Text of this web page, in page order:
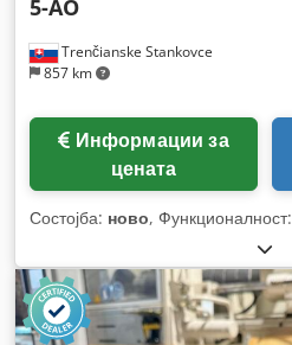
Trenčianske Stankovce
857 km
5-AO
цената
Состојба: ново, Функционалност: